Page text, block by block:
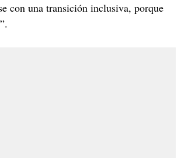
con una transición inclusiva, porque